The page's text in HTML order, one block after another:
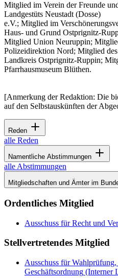
Mitglied im Verein der Freunde
Landgestüts Neustadt (Dosse)
e.V.; Mitglied im
Haus- und Grund Ostprignitz-
Mitglied Union Neuruppin;
Polizeidirektion Nord; Mitglied
Landkreis Ostprignitz-Ruppin;
Pfarrhausmuseum Blüthen.
[Anmerkung der Redaktion: Die
auf den Selbstauskünften der
Reden
alle Reden
Namentliche Abstimmungen
alle Abstimmungen
Mitgliedschaften und Ämter im
Ordentliches Mitglied
Ausschuss für Recht und
Stellvertretendes Mitglied
Ausschuss für
Geschäftsordnung (Interner